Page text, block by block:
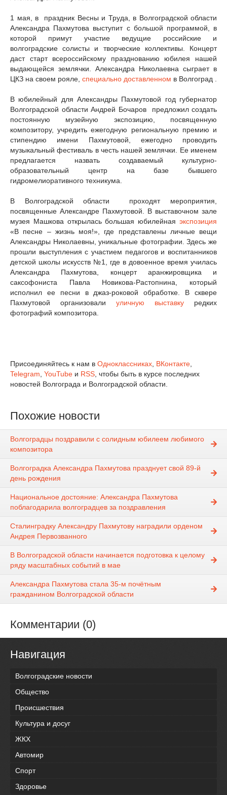
1 мая, в праздник Весны и Труда, в Волгоградской области
Александра Пахмутова выступит с большой программой, в
которой примут участие ведущие российские и
волгоградские солисты и творческие коллективы. Концерт
даст старт всероссийскому празднованию юбилея нашей
выдающейся землячки. Александра Николаевна сыграет в
ЦКЗ на своем рояле, специально доставленном в Волгоград .
В юбилейный для Александры Пахмутовой год губернатор
Волгоградской области Андрей Бочаров предложил создать
постоянную музейную экспозицию, посвященную
композитору, учредить ежегодную региональную премию и
стипендию имени Пахмутовой, ежегодно проводить
музыкальный фестиваль в честь нашей землячки. Ее именем
предлагается назвать создаваемый культурно-
образовательный центр на базе бывшего
гидромелиоративного техникума.
В Волгоградской области проходят мероприятия,
посвященные Александре Пахмутовой. В выставочном зале
музея Машкова открылась большая юбилейная экспозиция
«В песне – жизнь моя!», где представлены личные вещи
Александры Николаевны, уникальные фотографии. Здесь же
прошли выступления с участием педагогов и воспитанников
детской школы искусств №1, где в довоенное время училась
Александра Пахмутова, концерт аранжировщика и
саксофониста Павла Новикова-Растопнина, который
исполнил ее песни в джаз-роковой обработке. В сквере
Пахмутовой организовали уличную выставку редких
фотографий композитора.
Присоединяйтесь к нам в Одноклассниках ВКонтакте
Telegram YouTube и RSS , чтобы быть в курсе последних
новостей Волгограда и Волгоградской области.
Похожие новости
Волгоградцы поздравили с солидным юбилеем любимого
композитора
Волгоградка Александра Пахмутова празднует свой 89-й
день рождения
Национальное достояние: Александра Пахмутова
поблагодарила волгоградцев за поздравления
Сталинградку Александру Пахмутову наградили орденом
Андрея Первозванного
В Волгоградской области начинается подготовка к целому
ряду масштабных событий в мае
Александра Пахмутова стала 35-м почётным
гражданином Волгоградской области
Комментарии (0)
Навигация
Волгоградские новости
Общество
Происшествия
Культура и досуг
ЖКХ
Автомир
Спорт
Здоровье